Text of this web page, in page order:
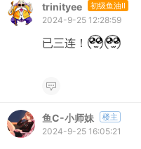
trinityee 初级鱼油II
2024-9-25 12:28:59
已三连！
鱼C-小师妹 楼主
2024-9-25 16:05:21